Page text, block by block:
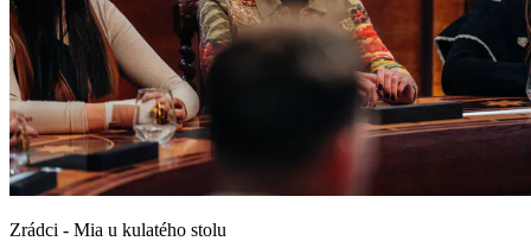
Zrádci - Mia u kulatého stolu